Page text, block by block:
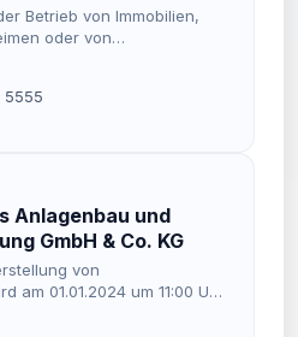
Betrieb von Immobilien,
oder von
Besitz und Verwertung
sowie
die Einbringung und
diese nicht an eine
anderer als
insbesondere
und die …
5555
Anlagenbau und
GmbH & Co. KG
von
am 01.01.2024 um 11:00 Uhr
eroffnet.